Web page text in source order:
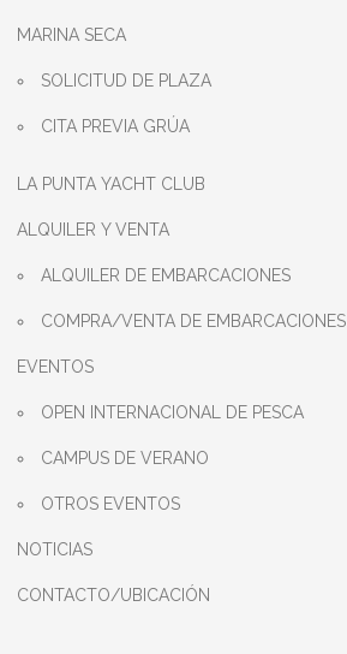
MARINA SECA
SOLICITUD DE PLAZA
CITA PREVIA GRÚA
LA PUNTA YACHT CLUB
ALQUILER Y VENTA
ALQUILER DE EMBARCACIONES
COMPRA/VENTA DE EMBARCACIONES
EVENTOS
OPEN INTERNACIONAL DE PESCA
CAMPUS DE VERANO
OTROS EVENTOS
NOTICIAS
CONTACTO/UBICACIÓN